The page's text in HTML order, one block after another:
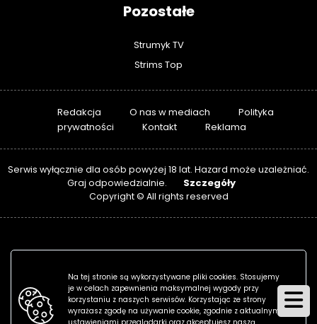
Pozostałe
Strumyk TV
Strims Top
Redakcja O nas w mediach
Polityka
prywatności
Kontakt Reklama
Serwis wyłącznie dla osób powyżej 18 lat. Hazard może uzależniać.
Graj odpowiedzialnie.
Szczegóły
Copyright © All rights reserved
Na tej stronie są wykorzystywane pliki cookies. Stosujemy
je w celach zapewnienia maksymalnej wygody przy
korzystaniu z naszych serwisów. Korzystając ze strony
wyrażasz zgodę na używanie cookie, zgodnie z aktualnymi